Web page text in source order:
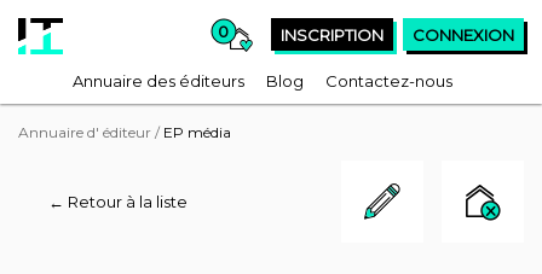
0 INSCRIPTION CONNEXION
Annuaire des éditeurs Blog Contactez-nous
Annuaire d' éditeur / EP média
← Retour à la liste